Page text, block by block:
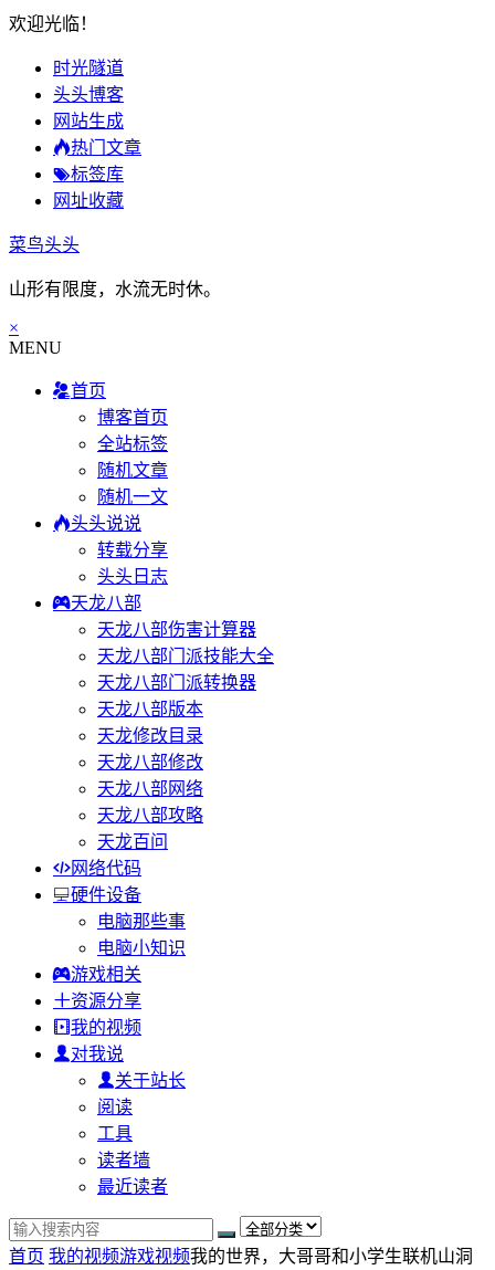
欢迎光临！
时光隧道
头头博客
网站生成
热门文章
标签库
网址收藏
菜鸟头头
山形有限度，水流无时休。
×
MENU
首页
博客首页
全站标签
随机文章
随机一文
头头说说
转载分享
头头日志
天龙八部
天龙八部伤害计算器
天龙八部门派技能大全
天龙八部门派转换器
天龙八部版本
天龙修改目录
天龙八部修改
天龙八部网络
天龙八部攻略
天龙百问
网络代码
硬件设备
电脑那些事
电脑小知识
游戏相关
资源分享
我的视频
对我说
关于站长
阅读
工具
读者墙
最近读者
首页 我的视频游戏视频我的世界，大哥哥和小学生联机山洞